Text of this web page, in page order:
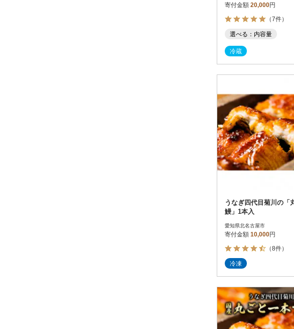
寄付金額 20,000円
（7件）
選べる：内容量
冷蔵
うなぎ四代目菊川の「
鰻」1本入
愛知県北名古屋市
寄付金額 10,000円
（8件）
冷凍